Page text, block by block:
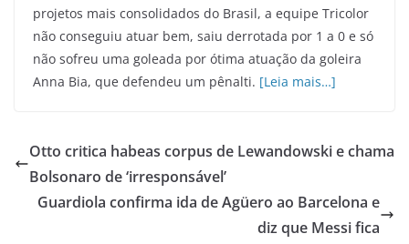
projetos mais consolidados do Brasil, a equipe Tricolor
não conseguiu atuar bem, saiu derrotada por 1 a 0 e só
não sofreu uma goleada por ótima atuação da goleira
Anna Bia, que defendeu um pênalti. [Leia mais…]
Otto critica habeas corpus de Lewandowski e chama
Bolsonaro de ‘irresponsável’
Guardiola confirma ida de Agüero ao Barcelona e
diz que Messi fica